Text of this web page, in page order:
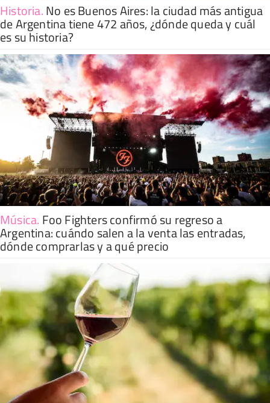
Historia.No es Buenos Aires: la ciudad más antigua
de Argentina tiene 472 años, ¿dónde queda y cuál
es su historia?
Música. Foo Fighters confirmó su regreso a
Argentina: cuándo salen a la venta las entradas,
dónde comprarlas y a qué precio